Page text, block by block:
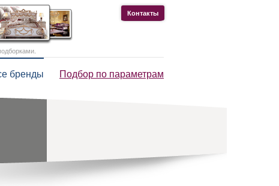
бренды Подбор по параметрам
Контакты